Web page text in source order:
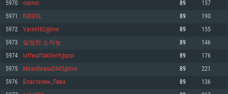
메모리: 4GB
그래픽 카드: DirectX 11 이상을 지원하는 AMD Radeon 77XX / NVIDIA
GeForce GT 660. 최소 사양 해상도: 720p
네트워크: 브로드밴드 인터넷
여유 저장 공간: 22.1 GB (최소 클라이언트)
권장 사양
메모리: 6 GB
그래픽 카드: Metal 을 지원하는 Intel Iris Pro 5200 (Mac), 혹은 이와 비슷한 성
능을 가지는 Mac 버전의 AMD/Nvidia. 최소 해상도: 720p
네트워크: 브로드밴드 인터넷
여유 저장 공간: 22.1 GB (최소 클라이언트)
권장 사양
메모리: 4 GB
그래픽 카드: Vulkan 을 지원하고, 최신 그래픽 드라이버를 지원하는 NVIDIA
660 (6개월 미만) 혹은 그와 동급의 성능을 가지며 최신 그래픽 드라이버를 지
원하는 AMD (6개월 미만; 최소사양 지원 해상도 720p)
네트워크: 브로드밴드 인터넷
여유 저장 공간: 22.1 GB (최소 클라이언트)
권장 사양
5970 oxenoi 89 157
5971 КIDUVL 89 190
5972 Varmit82@live 89 155
5973 말랑한 소작농 89 146
5974 luffwaffakiller9@psn 89 176
5975 MeanBeans2445@live 89 221
5976 Властелин_Пива 89 136